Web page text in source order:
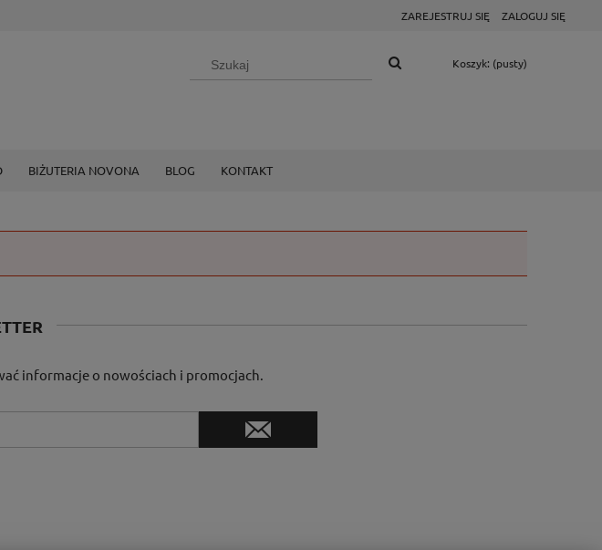
ZAREJESTRUJ SIĘ ZALOGUJ SIĘ
Koszyk: (pusty)
BIŻUTERIA NOVONA BLOG KONTAKT
informacje o nowościach i promocjach.